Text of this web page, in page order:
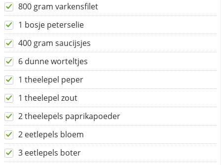
800 gram varkensfilet
1 bosje peterselie
400 gram saucijsjes
6 dunne worteltjes
1 theelepel peper
1 theelepel zout
2 theelepels paprikapoeder
2 eetlepels bloem
3 eetlepels boter